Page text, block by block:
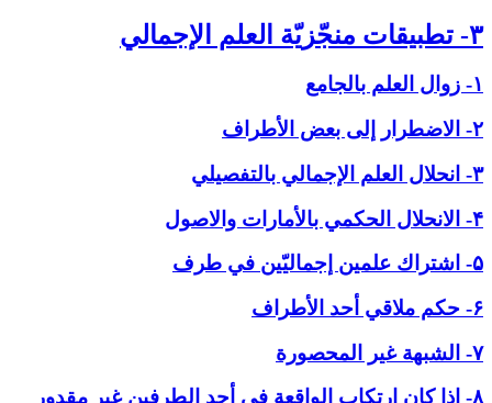
۳- تطبيقات منجّزيّة العلم الإجمالي‏
۱- زوال العلم بالجامع
۲- الاضطرار إلى بعض الأطراف
۳- انحلال العلم الإجمالي بالتفصيلي
۴- الانحلال الحكمي بالأمارات والاصول
۵- اشتراك علمين إجماليّين في طرف
۶- حكم ملاقي أحد الأطراف
۷- الشبهة غير المحصورة
۸- إذا كان ارتكاب الواقعة في أحد الطرفين غير مقدور